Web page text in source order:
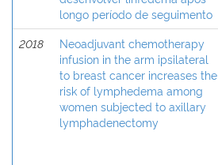
longo período de seguimento
2018
Neoadjuvant chemotherapy
infusion in the arm ipsilateral
to breast cancer increases the
risk of lymphedema among
women subjected to axillary
lymphadenectomy